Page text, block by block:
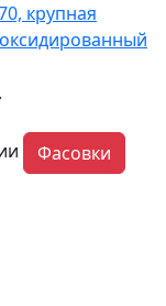
крупная
Фасовки